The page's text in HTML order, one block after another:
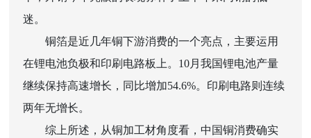
迷。
铜箔是近几年铜下游消费的一个亮点，主要运用
在锂电池负极和印刷电路板上。10月我国锂电池产量
继续保持高速增长，同比增加54.6%。印刷电路则连续
两年无增长。
综上所述，从铜加工材角度看，中国铜消费确实